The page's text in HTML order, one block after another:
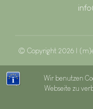
Wir benutzen
Webseite zu
© Copyright 2026 |